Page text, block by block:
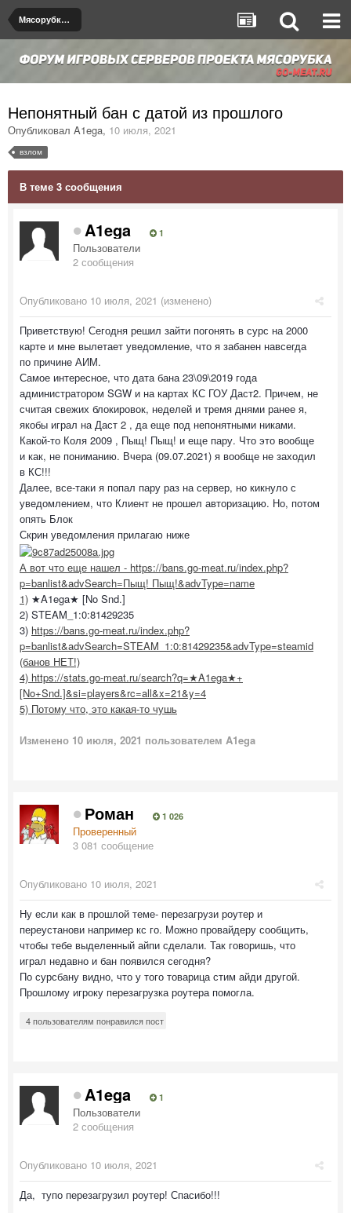
Мясорубка $2000$
Непонятный бан с датой из прошлого
Опубликовал A1ega, 10 июля, 2021
взлом
В теме 3 сообщения
A1ega 1
Пользователи
2 сообщения
Опубликовано 10 июля, 2021 (изменено)
Приветствую! Сегодня решил зайти погонять в сурс на 2000
карте и мне вылетает уведомление, что я забанен навсегда
по причине АИМ.
Самое интересное, что дата бана 23\09\2019 года
администратором SGW и на картах КС ГОУ Даст2. Причем, не
считая свежих блокировок, неделей и тремя днями ранее я,
якобы играл на Даст 2 , да еще под непонятными никами.
Какой-то Коля 2009 , Пыщ! Пыщ! и еще пару. Что это вообще
и как, не пониманию. Вчера (09.07.2021) я вообще не заходил
в КС!!!
Далее, все-таки я попал пару раз на сервер, но кикнуло с
уведомлением, что Клиент не прошел авторизацию. Но, потом
опять Блок
Скрин уведомления прилагаю ниже
А вот что еще нашел - https://bans.go-meat.ru/index.php?
p=banlist&advSearch=Пыщ! Пыщ!&advType=name
1) ★A1ega★ [No Snd.]
2) STEAM_1:0:81429235
3) https://bans.go-meat.ru/index.php?
p=banlist&advSearch=STEAM_1:0:81429235&advType=steamid
(банов НЕТ!)
4) https://stats.go-meat.ru/search?q=★A1ega★+
[No+Snd.]&si=players&rc=all&x=21&y=4
5) Потому что, это какая-то чушь
Изменено 10 июля, 2021 пользователем A1ega
Роман 1 026
Проверенный
3 081 сообщение
Опубликовано 10 июля, 2021
Ну если как в прошлой теме- перезагрузи роутер и
переустанови например кс го. Можно провайдеру сообщить,
чтобы тебе выделенный айпи сделали. Так говоришь, что
играл недавно и бан появился сегодня?
По сурсбану видно, что у того товарица стим айди другой.
Прошлому игроку перезагрузка роутера помогла.
4 пользователям понравился пост
A1ega 1
Пользователи
2 сообщения
Опубликовано 10 июля, 2021
Да, тупо перезагрузил роутер! Спасибо!!!